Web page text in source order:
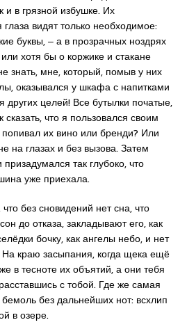
и в грязной избушке. Их
видят только необходимое:
буквы, ‒ а в прозрачных ноздрях
хотя бы о коржике и стакане
знать, мне, который, помыв у них
оказывался у шкафа с напитками
других целей! Все бутылки початые,
сказать, что я пользовался своим
их вино или бренди? Или
на глазах и без вызова. Затем
так глубоко, что
уже приехала.
без сновидений нет сна, что
до отказа, закладывают его, как
бочку, как ангелы небо, и нет
На краю засыпания, когда щека ещё
в тесноте их объятий, а они тебя
с тобой. Где же самая
без дальнейших нот: всхлип
в озере.